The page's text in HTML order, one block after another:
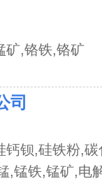
矿,铬铁,铬矿
司
钡,硅铁粉,
,锰铁,锰矿,电